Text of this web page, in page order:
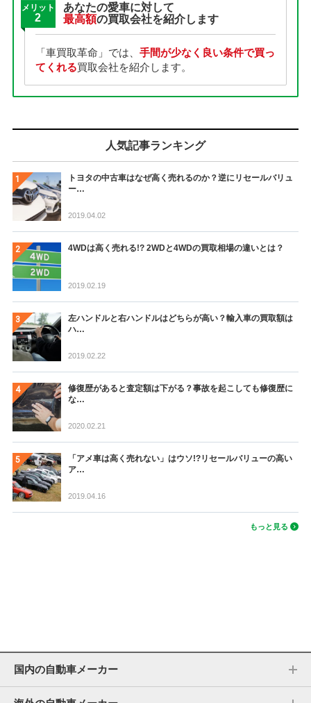
メリット
2
あなたの愛車に対して
最高額の買取会社を紹介します
「車買取革命」では、 手間が少なく良い条件で買っ
てくれる買取会社を紹介します。
人気記事ランキング
トヨタの中古車はなぜ高く売れるのか？逆にリセールバリュ
ー…
2019.04.02
4WDは高く売れる!? 2WDと4WDの買取相場の違いとは？
2019.02.19
左ハンドルと右ハンドルはどちらが高い？輸入車の買取額は
ハ…
2019.02.22
修復歴があると査定額は下がる？事故を起こしても修復歴に
な…
2020.02.21
「アメ車は高く売れない」はウソ!?リセールバリューの高い
ア…
2019.04.16
もっと見る
国内の自動車メーカー